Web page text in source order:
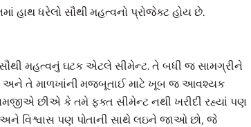
હાથ ધરેલો સૌથી મહત્વનો પ્રોજેક્ટ હોય છે.
સૌથી મહત્વનું ઘટક એટલે સીમેન્ટ. તે બધી જ સામગ્રીને
અને તે માળખાંની મજબૂતાઈ માટે ખૂબ જ આવશ્યક
છીએ કે તમે ફક્ત સીમેન્ટ નથી ખરીદી રહ્યાં પણ
વિશ્વાસ પણ પોતાની સાથે લઇને જાઓ છો, જે